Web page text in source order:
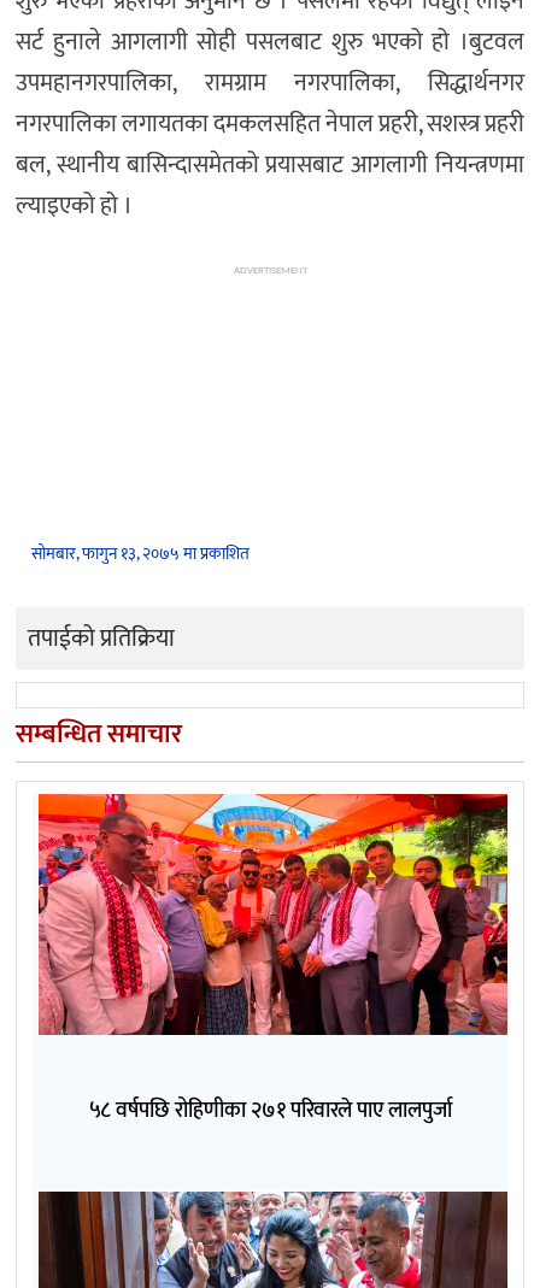
सर्ट हुनाले आगलागी सोही पसलबाट शुरु भएको हो ।बुटवल
उपमहानगरपालिका, रामग्राम नगरपालिका, सिद्धार्थनगर
नगरपालिका लगायतका दमकलसहित नेपाल प्रहरी, सशस्त्र प्रहरी
बल, स्थानीय बासिन्दासमेतको प्रयासबाट आगलागी नियन्त्रणमा
ल्याइएको हो ।
ADVERTISEMENT
सोमबार, फागुन १३, २०७५ मा प्रकाशित
तपाईको प्रतिक्रिया
सम्बन्धित समाचार
५८ वर्षपछि रोहिणीका २७१ परिवारले पाए लालपुर्जा